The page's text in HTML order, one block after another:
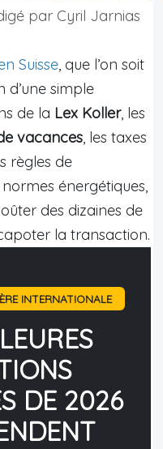
par Cyril Jarnias
Suisse, que l’on soit
d’une simple
de la Lex Koller, les
vacances, les taxes
règles de
énergétiques,
des dizaines de
la transaction.
INTERNATIONALE
DE 2026